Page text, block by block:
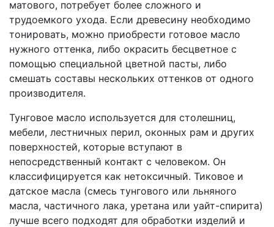
матового, потребует более сложного и
трудоемкого ухода. Если древесину необходимо
тонировать, можно приобрести готовое масло
нужного оттенка, либо окрасить бесцветное с
помощью специальной цветной пасты, либо
смешать составы нескольких оттенков от одного
производителя.
Тунговое масло используется для столешниц,
мебели, лестничных перил, оконных рам и других
поверхностей, которые вступают в
непосредственный контакт с человеком. Он
классифицируется как нетоксичный. Тиковое и
датское масла (смесь тунгового или льняного
масла, частичного лака, уретана или уайт-спирита)
лучше всего подходят для обработки изделий и